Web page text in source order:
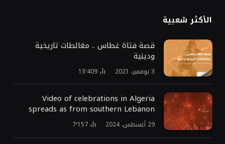
الأكثر شعبية
قصة فتاة غطاس .. مغالطات تاريخية
ودينية
3 نوفمبر، 2021 13٬409
Video of celebrations in Algeria
spreads as from southern Lebanon
29 أغسطس، 2024 7٬157